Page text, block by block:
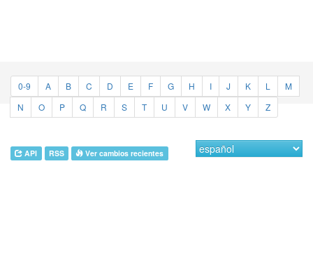
0-9 A B C D E F G H I J K L
M
N
O P Q R S T U V W X Y Z
API RSS Ver cambios recientes